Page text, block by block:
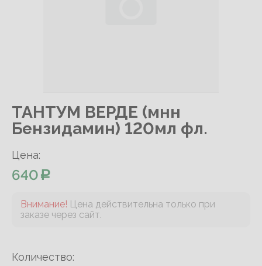
ТАНТУМ ВЕРДЕ (мнн
Бензидамин) 120мл фл.
Цена:
640
Внимание! Цена действительна только при
заказе через сайт.
Количество: